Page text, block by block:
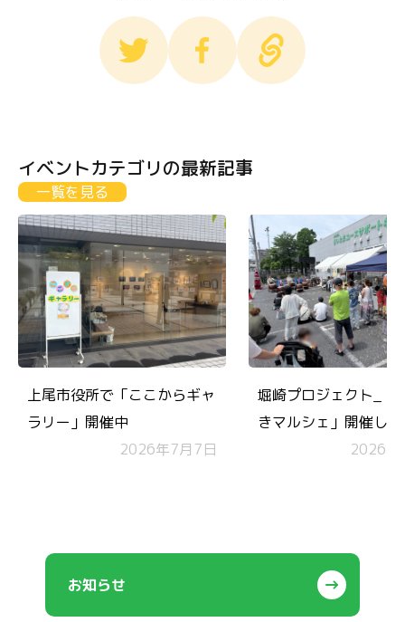
イベントカテゴリの最新記事
一覧を見る
上尾市役所で「ここからギャ
ラリー」開催中
2026年7月7日
堀崎プロジェクト_「
きマルシェ」開催し
コモンズチケットも
2026年
お知らせ